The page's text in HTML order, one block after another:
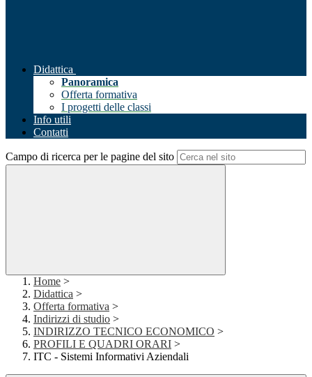
Didattica
Panoramica
Offerta formativa
I progetti delle classi
Info utili
Contatti
Campo di ricerca per le pagine del sito
Home >
Didattica >
Offerta formativa >
Indirizzi di studio >
INDIRIZZO TECNICO ECONOMICO >
PROFILI E QUADRI ORARI >
ITC - Sistemi Informativi Aziendali